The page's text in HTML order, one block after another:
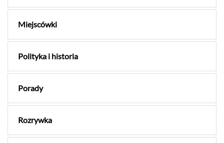
Miejscówki
Polityka i historia
Porady
Rozrywka